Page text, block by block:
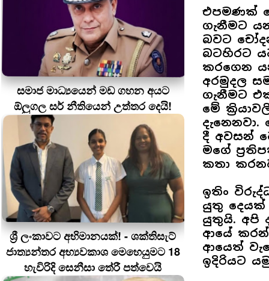
සමාජ මාධ්‍යයෙන් මඩ ගහන අයට
ඕලුගල සර් නීතියෙන් උත්තර දෙයි!
ශ්‍රී ලංකාවට අභිමානයක්! - ශක්තිසැට්
ජාත්‍යන්තර අභ්‍යවකාශ මෙහෙයුමට 18
හැවිරිදි සෙනීසා තේරී පත්වෙයි
එපමණක්
ගැනීමට
බවට
බටහිරට
කරගෙන
අරමුදල
ගැනීමට
මේ
දී අවසන්
මගේ
කතා
ඉතිං
යුතු
යුතුයි. අපි
ආයේ
ආයෙත්
ඉදිරියට